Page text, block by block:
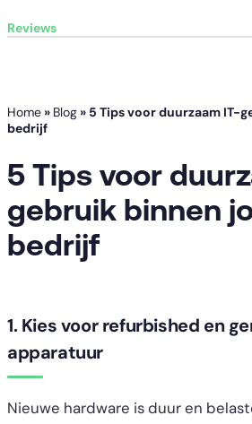
Reviews
Home » Blog » 5 Tips voor duurzaam IT-
bedrijf
5 Tips voor
gebruik binnen
bedrijf
1. Kies voor refurbished en
apparatuur
Nieuwe hardware is duur en